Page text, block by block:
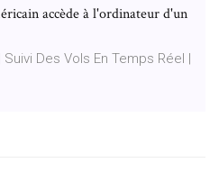
accède à l'ordinateur d'un
Des Vols En Temps Réel |